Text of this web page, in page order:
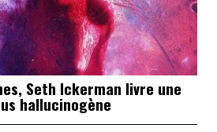
Seth Ickerman livre une
hallucinogène